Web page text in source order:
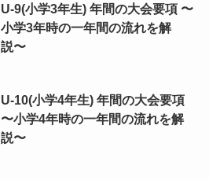
U-9(小学3年生) 年間の大会要項 〜
小学3年時の一年間の流れを解
説〜
U-10(小学4年生) 年間の大会要項
〜小学4年時の一年間の流れを解
説〜